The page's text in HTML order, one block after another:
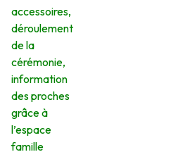
accessoires,
déroulement
de la
cérémonie,
information
des proches
grâce à
l’espace
famille